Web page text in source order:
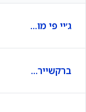
ג׳יי פי מורגן
ברקשייר הת'אווי בי